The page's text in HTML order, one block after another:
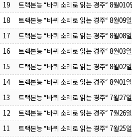
19
트랙본능 “바퀴 소리로 읽는 경주“ 8월010
18
트랙본능 “바퀴 소리로 읽는 경주“ 8월09
17
트랙본능 “바퀴 소리로 읽는 경주“ 8월08
16
트랙본능 “바퀴 소리로 읽는 경주“ 8월03
15
트랙본능 “바퀴 소리로 읽는 경주“ 8월02
14
트랙본능 “바퀴 소리로 읽는 경주“ 8월01
13
트랙본능 “바퀴 소리로 읽는 경주“ 7월27
12
트랙본능 “바퀴 소리로 읽는 경주“ 7월26
11
트랙본능 “바퀴 소리로 읽는 경주“ 7월25